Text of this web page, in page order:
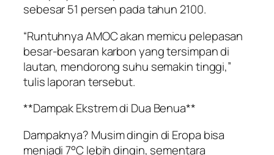
sebesar 51 persen pada tahun 2100.
“Runtuhnya AMOC akan memicu pelepasan
besar-besaran karbon yang tersimpan di
lautan, mendorong suhu semakin tinggi,”
tulis laporan tersebut.
**Dampak Ekstrem di Dua Benua**
Dampaknya? Musim dingin di Eropa bisa
menjadi 7°C lebih dingin, sementara